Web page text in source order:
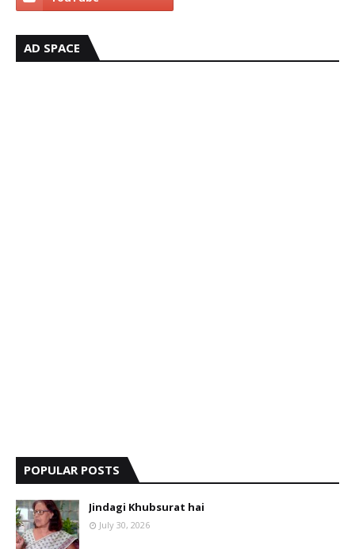
AD SPACE
POPULAR POSTS
Jindagi Khubsurat hai
July 30, 2026